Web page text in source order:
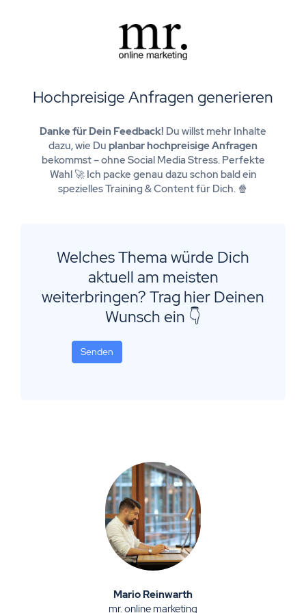
Hochpreisige Anfragen generieren
Danke für Dein Feedback! Du willst mehr Inhalte
dazu, wie Du planbar hochpreisige Anfragen
bekommst – ohne Social Media Stress. Perfekte
Wahl 🚀 Ich packe genau dazu schon bald ein
spezielles Training & Content für Dich. 🍿
Welches Thema würde Dich
aktuell am meisten
weiterbringen? Trag hier Deinen
Wunsch ein 👇
Senden
Mario Reinwarth
mr. online marketing